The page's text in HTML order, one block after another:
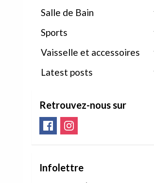
Salle de Bain
Sports
Vaisselle et accessoires
Latest posts
Retrouvez-nous sur
Infolettre